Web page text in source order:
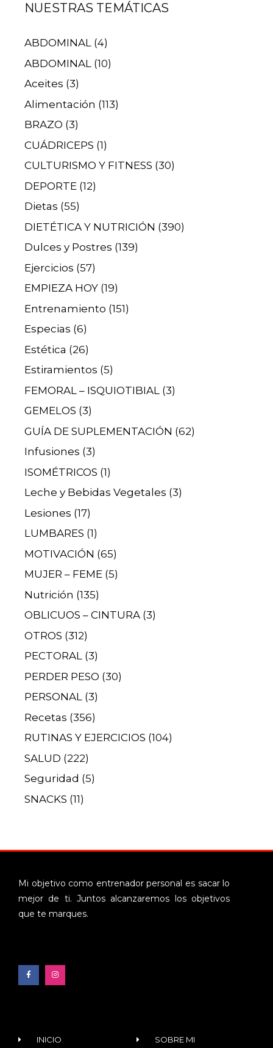
NUESTRAS TEMÁTICAS
ABDOMINAL (4)
ABDOMINAL (10)
Aceites (3)
Alimentación (113)
BRAZO (3)
CUÁDRICEPS (1)
CULTURISMO Y FITNESS (30)
DEPORTE (12)
Dietas (55)
DIETÉTICA Y NUTRICIÓN (390)
Dulces y Postres (139)
Ejercicios (57)
EMPIEZA HOY (19)
Entrenamiento (151)
Especias (6)
Estética (26)
Estiramientos (5)
FEMORAL – ISQUIOTIBIAL (3)
GEMELOS (3)
GUÍA DE SUPLEMENTACIÓN (62)
Infusiones (3)
ISOMÉTRICOS (1)
Leche y Bebidas Vegetales (3)
Lesiones (17)
LUMBARES (1)
MOTIVACIÓN (65)
MUJER – FEME (5)
Nutrición (135)
OBLICUOS – CINTURA (3)
OTROS (312)
PECTORAL (3)
PERDER PESO (30)
PERSONAL (3)
Recetas (356)
RUTINAS Y EJERCICIOS (104)
SALUD (222)
Seguridad (5)
SNACKS (11)
Mi objetivo como entrenador personal es sacar lo
mejor de ti. Juntos alcanzaremos los objetivos
que te marques.
INICIO SOBRE MI